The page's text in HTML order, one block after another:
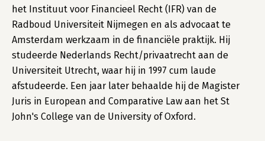
het Instituut voor Financieel Recht (IFR) van de
Radboud Universiteit Nijmegen en als advocaat te
Amsterdam werkzaam in de financiële praktijk. Hij
studeerde Nederlands Recht/privaatrecht aan de
Universiteit Utrecht, waar hij in 1997 cum laude
afstudeerde. Een jaar later behaalde hij de Magister
Juris in European and Comparative Law aan het St
John's College van de University of Oxford.